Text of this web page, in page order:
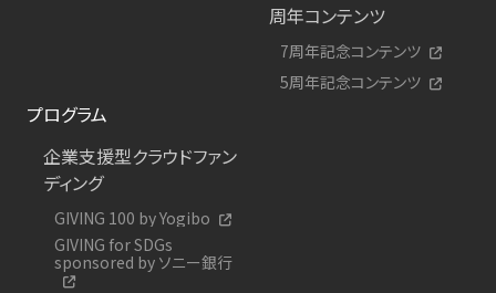
周年コンテンツ
7周年記念コンテンツ
5周年記念コンテンツ
プログラム
企業支援型クラウドファン
ディング
GIVING 100 by Yogibo
GIVING for SDGs
sponsored by ソニー銀行